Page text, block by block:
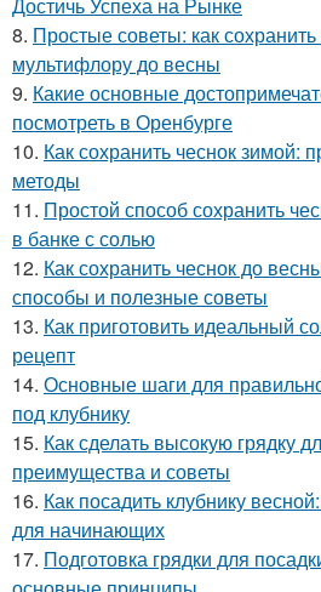
Достичь Успеха на Рынке
8. Простые советы: как
мультифлору до весны
9. Какие основные
посмотреть в Оренбурге
10. Как сохранить чеснок зимой:
методы
11. Простой способ сохранить
в банке с солью
12. Как сохранить чеснок до
способы и полезные советы
13. Как приготовить идеальный
рецепт
14. Основные шаги для
под клубнику
15. Как сделать высокую грядку
преимущества и советы
16. Как посадить клубнику
для начинающих
17. Подготовка грядки для